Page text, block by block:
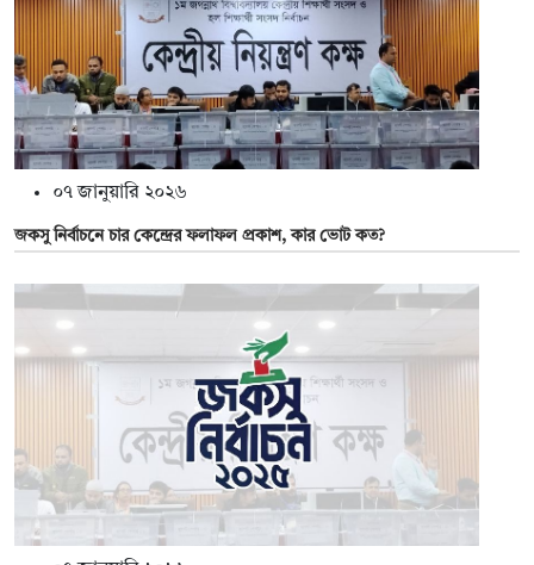
০৭ জানুয়ারি ২০২৬
জকসু নির্বাচনে চার কেন্দ্রের ফলাফল প্রকাশ, কার ভোট কত?